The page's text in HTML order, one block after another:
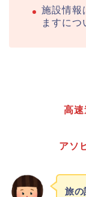
施設情報
ますにつ
高速
アソ
旅の